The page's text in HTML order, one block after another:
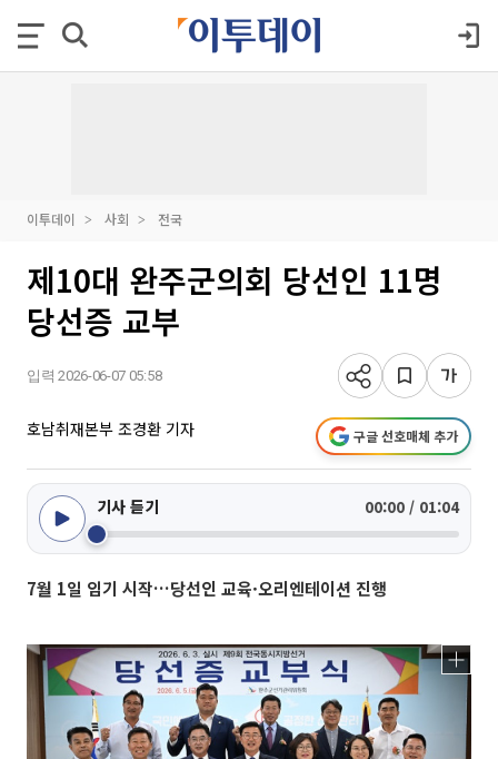
이투데이 사회 전국
제10대 완주군의회 당선인 11명
당선증 교부
입력 2026-06-07 05:58
호남취재본부 조경환 기자 구글 선호매체 추가
기사 듣기 00:00 / 01:04
7월 1일 임기 시작…당선인 교육·오리엔테이션 진행